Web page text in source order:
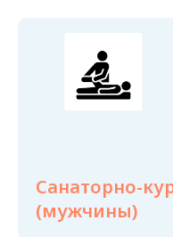
Санаторно-
(мужчины)